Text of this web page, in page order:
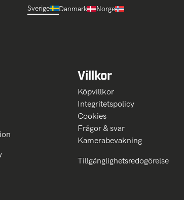
Sverige Danmark Norge
Villkor
Köpvillkor
Integritetspolicy
Cookies
Frågor & svar
Kamerabevakning
Tillgänglighetsredogörelse